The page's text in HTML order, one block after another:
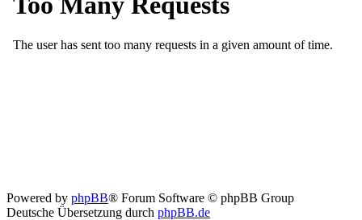
Powered by phpBB® Forum Software © phpBB Group
Deutsche Übersetzung durch phpBB.de